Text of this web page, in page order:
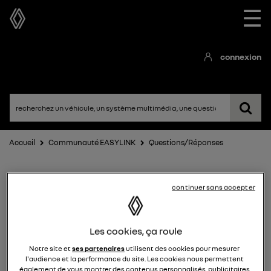
☰
connexion
Accueil Communauté EASYLINK Questions/Réponses
EASYLINK
Les cookies, ça roule
Notre site etses partenairesutilisent des cookies pour mesurer
l'audience et la performance du site. Les cookies nous permettent
également de vous montrer des contenus personnalisés, publicitaires
continuer sans accepter